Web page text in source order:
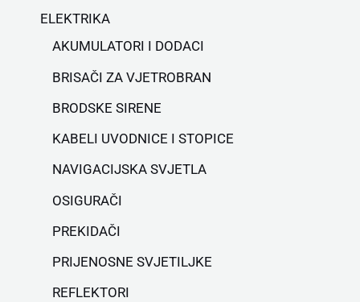
ELEKTRIKA
AKUMULATORI I DODACI
BRISAČI ZA VJETROBRAN
BRODSKE SIRENE
KABELI UVODNICE I STOPICE
NAVIGACIJSKA SVJETLA
OSIGURAČI
PREKIDAČI
PRIJENOSNE SVJETILJKE
REFLEKTORI